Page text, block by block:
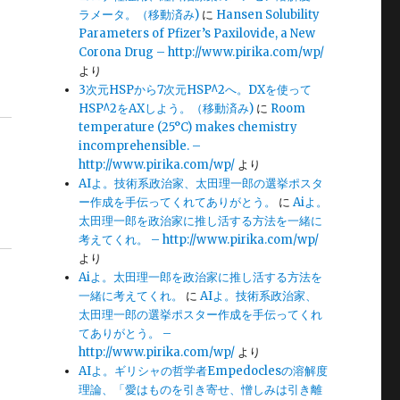
ラメータ。（移動済み) に Hansen Solubility
Parameters of Pfizer’s Paxilovide, a New
Corona Drug – http://www.pirika.com/wp/
より
3次元HSPから7次元HSP^2へ。DXを使って
HSP^2をAXしよう。（移動済み) に Room
temperature (25°C) makes chemistry
incomprehensible. –
http://www.pirika.com/wp/ より
AIよ。技術系政治家、太田理一郎の選挙ポスタ
ー作成を手伝ってくれてありがとう。
にAiよ。
太田理一郎を政治家に推し活する方法を一緒に
考えてくれ。 – http://www.pirika.com/wp/
より
Aiよ。太田理一郎を政治家に推し活する方法を
一緒に考えてくれ。
にAIよ。技術系政治家、
太田理一郎の選挙ポスター作成を手伝ってくれ
てありがとう。 –
http://www.pirika.com/wp/ より
AIよ。ギリシャの哲学者Empedoclesの溶解度
理論、「愛はものを引き寄せ、憎しみは引き離